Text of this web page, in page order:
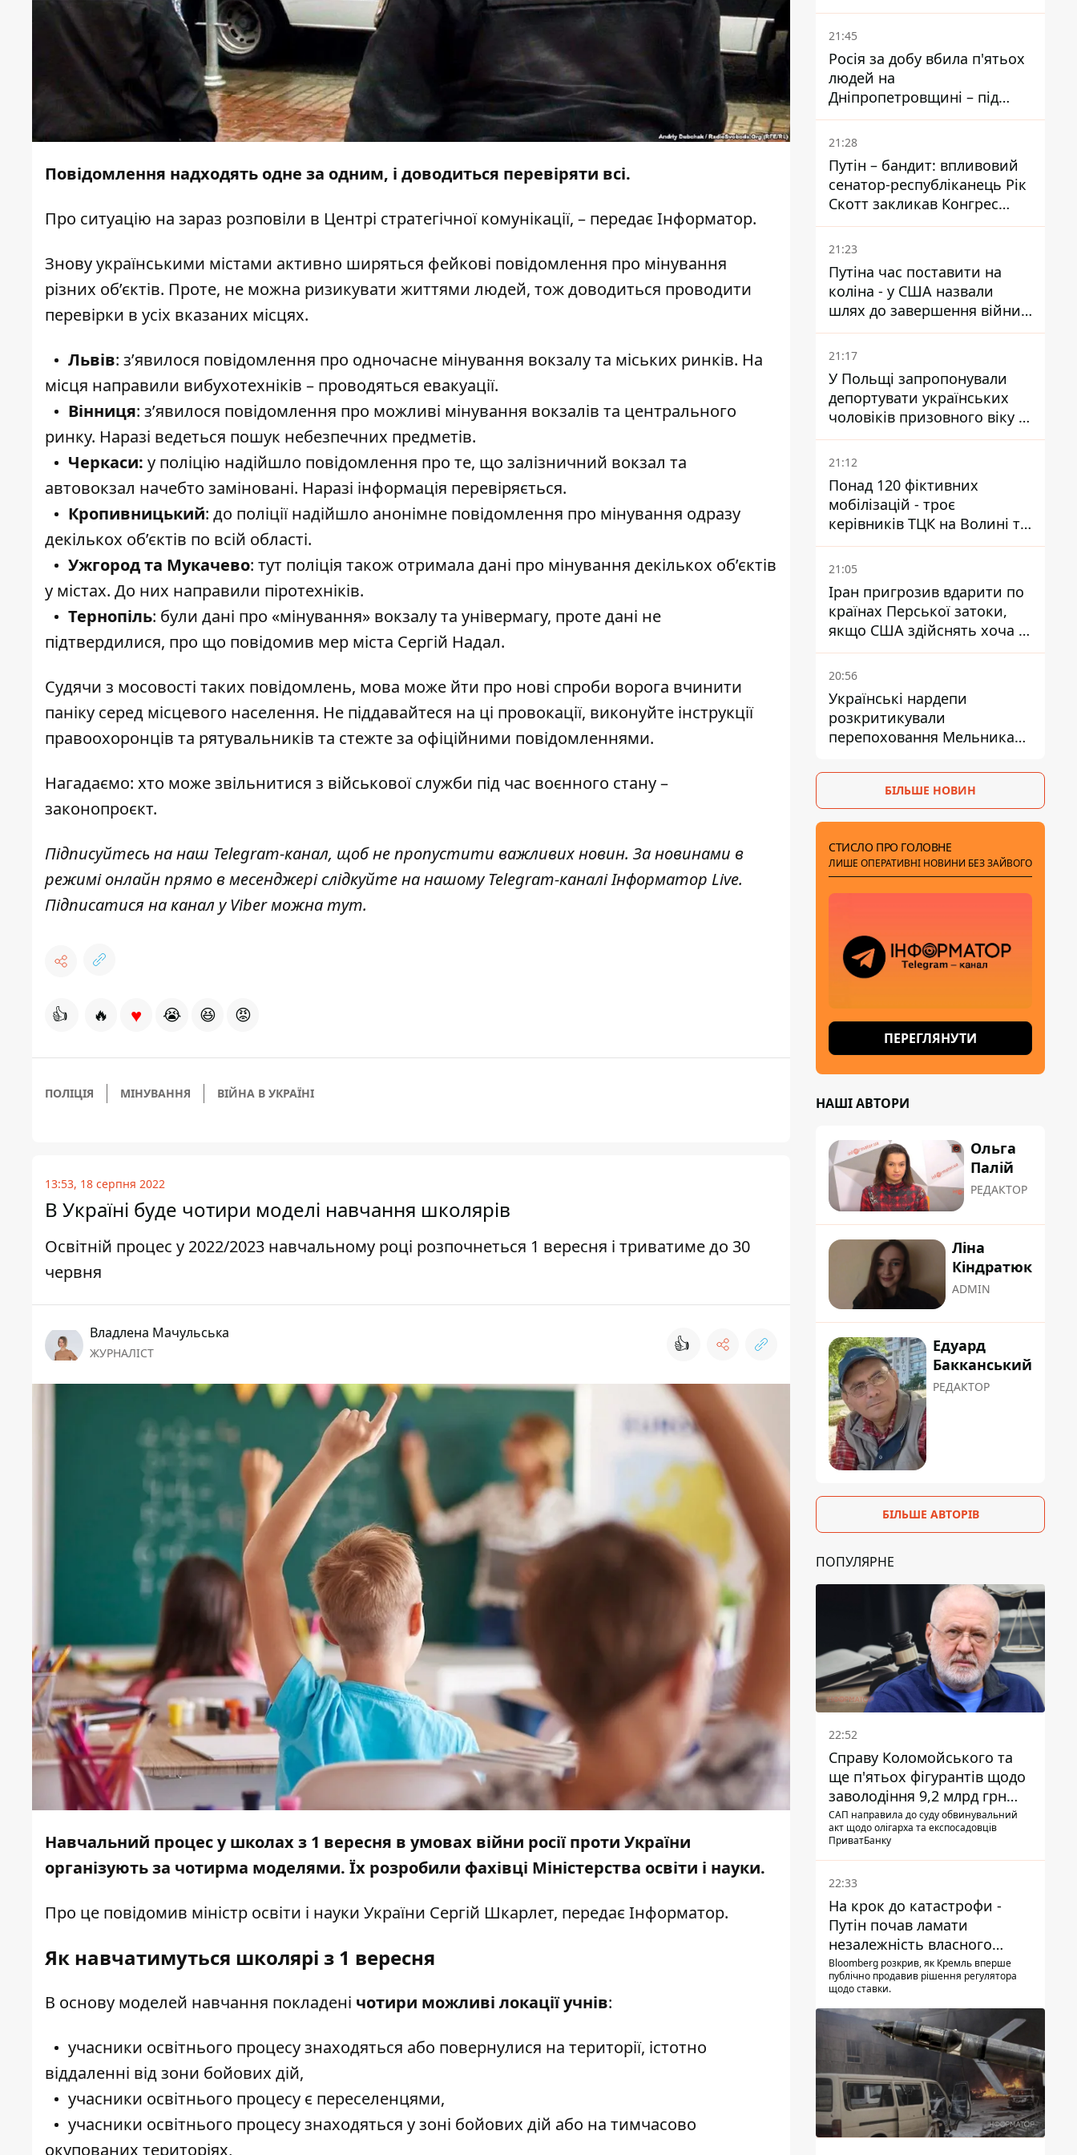
Повідомлення надходять одне за одним, і доводиться перевіряти всі.
Про ситуацію на зараз розповіли в Центрі стратегічної комунікації, – передає Інформатор.
Знову українськими містами активно ширяться фейкові повідомлення про мінування
різних об’єктів. Проте, не можна ризикувати життями людей, тож доводиться проводити
перевірки в усіх вказаних місцях.
Львів: з’явилося повідомлення про одночасне мінування вокзалу та міських ринків. На
місця направили вибухотехніків – проводяться евакуації.
Вінниця: з’явилося повідомлення про можливі мінування вокзалів та центрального
ринку. Наразі ведеться пошук небезпечних предметів.
Черкаси: у поліцію надійшло повідомлення про те, що залізничний вокзал та
автовокзал начебто заміновані. Наразі інформація перевіряється.
Кропивницький: до поліції надійшло анонімне повідомлення про мінування одразу
декількох об’єктів по всій області.
Ужгород та Мукачево: тут поліція також отримала дані про мінування декількох об’єктів
у містах. До них направили піротехніків.
Тернопіль: були дані про «мінування» вокзалу та універмагу, проте дані не
підтвердилися, про що повідомив мер міста Сергій Надал.
Судячи з мосовості таких повідомлень, мова може йти про нові спроби ворога вчинити
паніку серед місцевого населення. Не піддавайтеся на ці провокації, виконуйте інструкції
правоохоронців та рятувальників та стежте за офіційними повідомленнями.
Нагадаємо: хто може звільнитися з військової служби під час воєнного стану –
законопроєкт.
Підписуйтесь на наш Telegram-канал, щоб не пропустити важливих новин. За новинами в
режимі онлайн прямо в месенджері слідкуйте на нашому Telegram-каналіІнформатор Live.
Підписатися на канал у Viber можнатут.
👍 🔥 ♥ 😭 😆 😡
ПОЛІЦІЯ МІНУВАННЯ ВІЙНА В УКРАЇНІ
13:53, 18 серпня 2022
В Україні буде чотири моделі навчання школярів
Освітній процес у 2022/2023 навчальному році розпочнеться 1 вересня і триватиме до 30
червня
Владлена Мачульська
ЖУРНАЛІСТ 👍
Навчальний процес у школах з 1 вересня в умовах війни росії проти України
організують за чотирма моделями. Їх розробили фахівці Міністерства освіти і науки.
Про це повідомив міністр освіти і науки України Сергій Шкарлет, передає Інформатор.
Як навчатимуться школярі з 1 вересня
В основу моделей навчання покладені чотири можливі локації учнів:
учасники освітнього процесу знаходяться або повернулися на території, істотно
віддаленні від зони бойових дій,
учасники освітнього процесу є переселенцями,
учасники освітнього процесу знаходяться у зоні бойових дій або на тимчасово
окупованих територіях,
біль – він очолив народне
голосування
21:45
Росія за добу вбила п'ятьох
людей на
Дніпропетровщині – під
ударами опинилися п'ять
районів області
21:28
Путін – бандит: впливовий
сенатор-республіканець Рік
Скотт закликав Конгрес
притягнути РФ до
відповідальності за війну в
Україні
21:23
Путіна час поставити на
коліна - у США назвали
шлях до завершення війни -
National Security Journal
21:17
У Польщі запропонували
депортувати українських
чоловіків призовного віку -
кого це може торкнутися
21:12
Понад 120 фіктивних
мобілізацій - троє
керівників ТЦК на Волині та
Буковині отримали підозри
за фейкові звіти
21:05
Іран пригрозив вдарити по
країнах Перської затоки,
якщо США здійснять хоча б
одну атаку - Reuters
20:56
Українські нардепи
розкритикували
перепоховання Мельника
ізоляції
БІЛЬШЕ НОВИН
СТИСЛО ПРО ГОЛОВНЕ
ЛИШЕ ОПЕРАТИВНІ НОВИНИ БЕЗ ЗАЙВОГО
ПЕРЕГЛЯНУТИ
НАШІ АВТОРИ
Ольга
Палій
РЕДАКТОР
Ліна
Кіндратюк
ADMIN
Едуард
Бакканський
РЕДАКТОР
БІЛЬШЕ АВТОРІВ
ПОПУЛЯРНЕ
22:52
Справу Коломойського та
ще п'ятьох фігурантів щодо
заволодіння 9,2 млрд грн
ПриватБанку скерували до
суду
САП направила до суду обвинувальний
акт щодо олігарха та експосадовців
ПриватБанку
22:33
На крок до катастрофи -
Путін почав ламати
незалежність власного
Центробанку, змусивши
знизити базову ставку
Bloomberg розкрив, як Кремль вперше
публічно продавив рішення регулятора
щодо ставки.